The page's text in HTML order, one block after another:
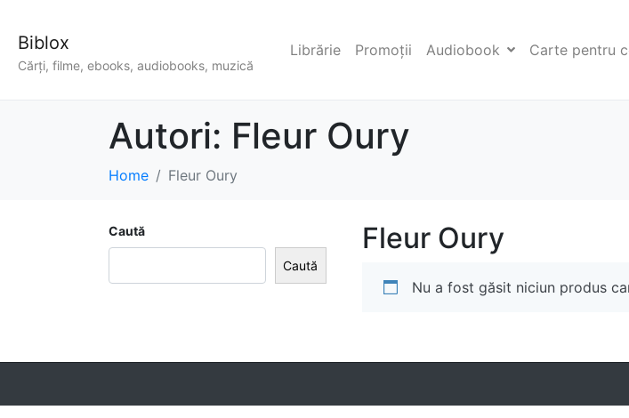
Biblox
Cărți, filme, ebooks, audiobooks, muzică
Librărie Promoții Audiobook Carte pentru
Autori: Fleur Oury
Home Fleur Oury
Fleur Oury
Nu a fost găsit niciun produs
Caută
Caută